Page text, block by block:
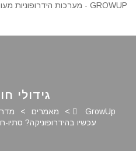
גידולי
GrowUp
> מאמרים >
עכשיו בהידרופוניקה? סתיו-